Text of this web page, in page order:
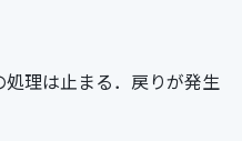
理は止まる．戻りが発生